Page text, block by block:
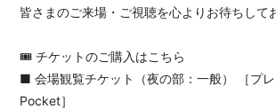
皆さまのご来場・ご視聴を心よりお待ちして
🎟️ チケットのご購入はこちら
■ 会場観覧チケット（夜の部：一般） ［プ
Pocket］